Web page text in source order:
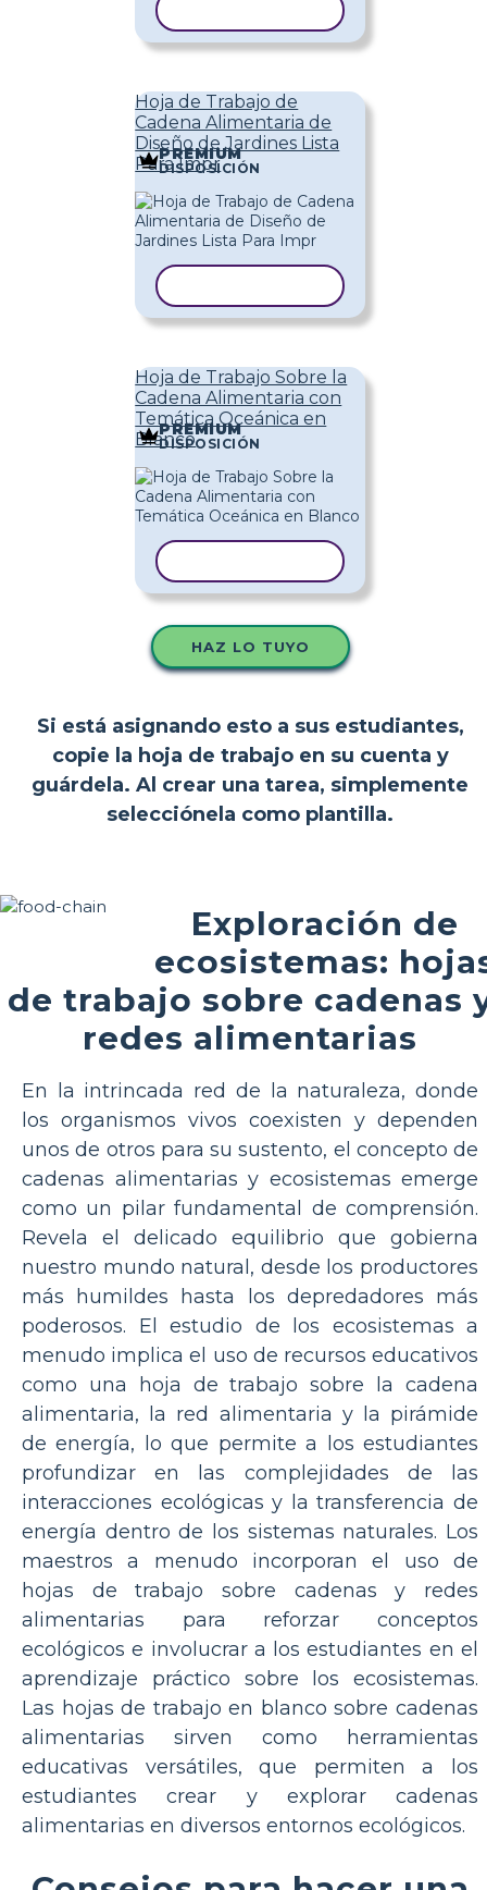
Hoja de Trabajo de
Cadena Alimentaria de
Diseño de Jardines Lista
Para Impr
PREMIUM
DISPOSICIÓN
Hoja de Trabajo Sobre la
Cadena Alimentaria con
Temática Oceánica en
Blanco
PREMIUM
DISPOSICIÓN
HAZ LO TUYO
Si está asignando esto a sus estudiantes,
copie la hoja de trabajo en su cuenta y
guárdela. Al crear una tarea, simplemente
selecciónela como plantilla.
Exploración de
ecosistemas:
de trabajo sobre cadenas
redes alimentarias
En la intrincada red de la naturaleza, donde
los organismos vivos coexisten y dependen
unos de otros para su sustento, el concepto de
cadenas alimentarias y ecosistemas emerge
como un pilar fundamental de comprensión.
Revela el delicado equilibrio que gobierna
nuestro mundo natural, desde los productores
más humildes hasta los depredadores más
poderosos. El estudio de los ecosistemas a
menudo implica el uso de recursos educativos
como una hoja de trabajo sobre la cadena
alimentaria, la red alimentaria y la pirámide
de energía, lo que permite a los estudiantes
profundizar en las complejidades de las
interacciones ecológicas y la transferencia de
energía dentro de los sistemas naturales. Los
maestros a menudo incorporan el uso de
hojas de trabajo sobre cadenas y redes
alimentarias para reforzar conceptos
ecológicos e involucrar a los estudiantes en el
aprendizaje práctico sobre los ecosistemas.
Las hojas de trabajo en blanco sobre cadenas
alimentarias sirven como herramientas
educativas versátiles, que permiten a los
estudiantes crear y explorar cadenas
alimentarias en diversos entornos ecológicos.